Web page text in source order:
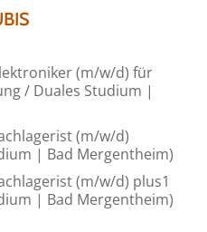
(m/w/d) für
/ Duales Studium |
(m/w/d)
| Bad Mergentheim)
(m/w/d) plus1
| Bad Mergentheim)